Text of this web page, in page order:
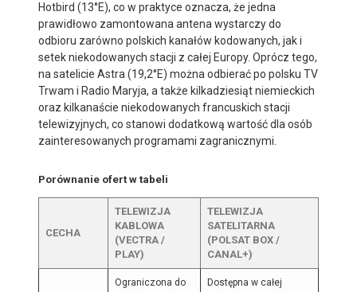
Hotbird (13°E), co w praktyce oznacza, że jedna
prawidłowo zamontowana antena wystarczy do
odbioru zarówno polskich kanałów kodowanych, jak i
setek niekodowanych stacji z całej Europy. Oprócz tego,
na satelicie Astra (19,2°E) można odbierać po polsku TV
Trwam i Radio Maryja, a także kilkadziesiąt niemieckich
oraz kilkanaście niekodowanych francuskich stacji
telewizyjnych, co stanowi dodatkową wartość dla osób
zainteresowanych programami zagranicznymi.
Porównanie ofert w tabeli
CECHA
TELEWIZJA
KABLOWA
(VECTRA /
PLAY)
TELEWIZJA
SATELITARNA
(POLSAT BOX /
CANAL+)
Ograniczona do
Dostępna w całej